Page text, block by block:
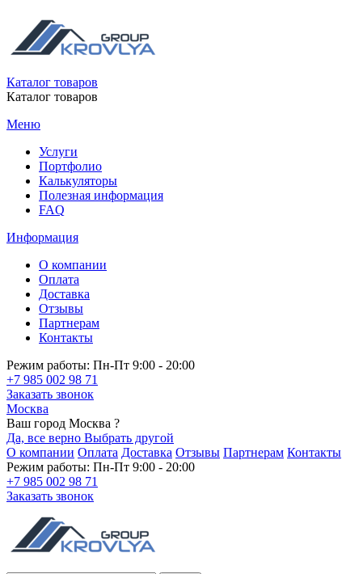
Каталог товаров
Каталог товаров
Меню
Услуги
Портфолио
Калькуляторы
Полезная информация
FAQ
Информация
О компании
Оплата
Доставка
Отзывы
Партнерам
Контакты
Режим работы: Пн-Пт 9:00 - 20:00
+7 985 002 98 71
Заказать звонок
Москва
Ваш город Москва ?
Да, все верно Выбрать другой
О компании Оплата Доставка Отзывы Партнерам Контакты
Режим работы: Пн-Пт 9:00 - 20:00
+7 985 002 98 71
Заказать звонок